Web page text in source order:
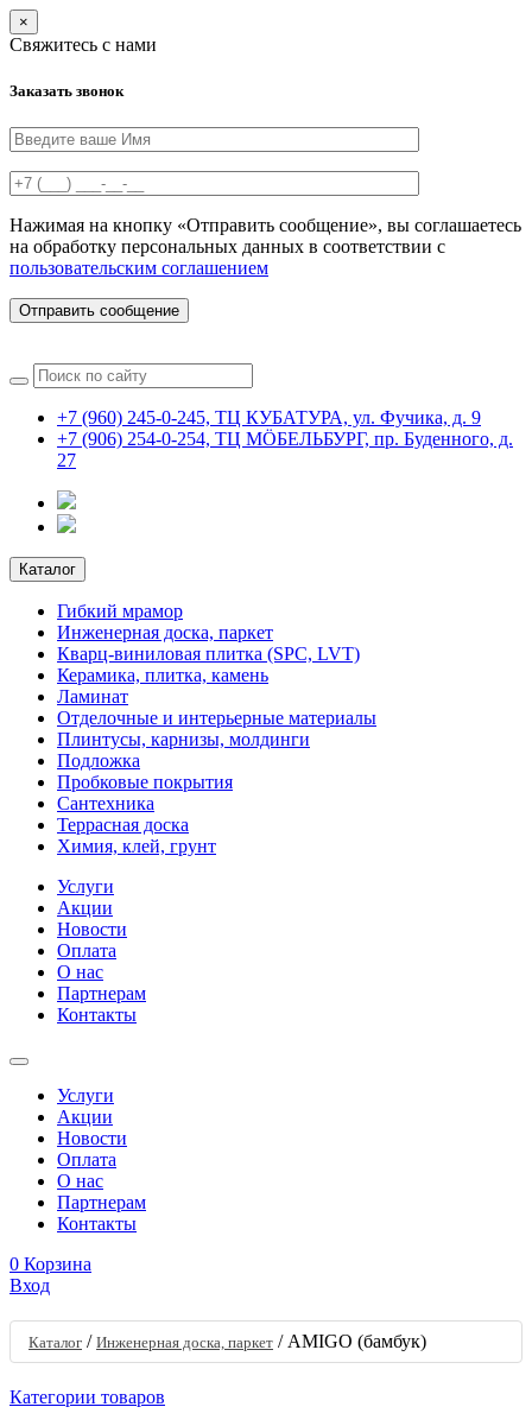
×
Свяжитесь с нами
Заказать звонок
Нажимая на кнопку «Отправить сообщение», вы соглашаетесь
на обработку персональных данных в соответствии с
пользовательским соглашением
Отправить сообщение
+7 (960) 245-0-245, ТЦ КУБАТУРА, ул. Фучика, д. 9
+7 (906) 254-0-254, ТЦ MÖБЕЛЬБУРГ, пр. Буденного, д.
27
Каталог
Гибкий мрамор
Инженерная доска, паркет
Кварц-виниловая плитка (SPC, LVT)
Керамика, плитка, камень
Ламинат
Отделочные и интерьерные материалы
Плинтусы, карнизы, молдинги
Подложка
Пробковые покрытия
Сантехника
Террасная доска
Химия, клей, грунт
Услуги
Акции
Новости
Оплата
О нас
Партнерам
Контакты
Услуги
Акции
Новости
Оплата
О нас
Партнерам
Контакты
0 Корзина
Вход
Каталог / Инженерная доска, паркет / AMIGO (бамбук)
Категории товаров